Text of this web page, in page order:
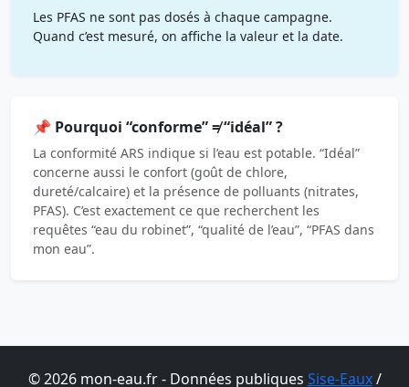
Les PFAS ne sont pas dosés à chaque campagne.
Quand c’est mesuré, on affiche la valeur et la date.
📌 Pourquoi “conforme” ≠ “idéal” ?
La conformité ARS indique si l’eau est potable. “Idéal”
concerne aussi le confort (goût de chlore,
dureté/calcaire) et la présence de polluants (nitrates,
PFAS). C’est exactement ce que recherchent les
requêtes “eau du robinet”, “qualité de l’eau”, “PFAS dans
mon eau”.
© 2026 mon-eau.fr - Données publiques Sise-Eaux/